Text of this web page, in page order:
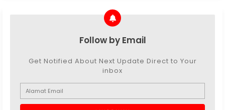
Follow by Email
Get Notified About Next Update Direct to Your
inbox